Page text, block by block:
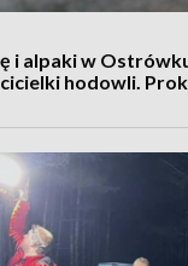
i alpaki w
hodowli.